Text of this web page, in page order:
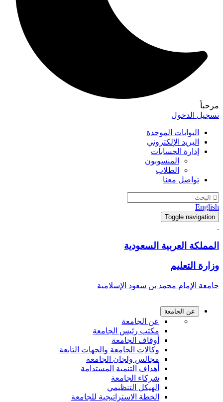
الدخول
البوابات الموحدة
البريد الإلكتروني
إدارة الحسابات
المنسوبون
الطلاب
تواصل معنا
Toggle
العربية السعودية
التعليم
الإمام محمد بن سعود الإسلامية
عن الجامعة
عن الجامعة
مكتب رئيس الجامعة
أوقاف الجامعة
وكالات الجامعة والجهات التابعة
مجالس ولجان الجامعة
أهداف التنمية المستدامة
شركاء الجامعة
الهيكل التنظيمي
الخطة الاستراتيجية للجامعة